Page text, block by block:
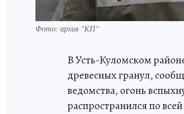
Фото: архив "КП"
В Усть-Куломском
древесных гранул,
ведомства, огонь
распространился по